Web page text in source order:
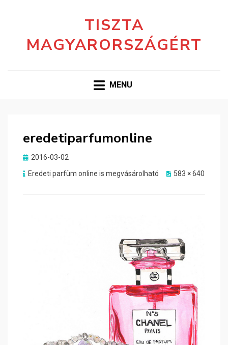
TISZTA
MAGYARORSZÁGÉRT
MENU
eredetiparfumonline
Posted
2016-03-02
Eredeti parfüm online is megvásárolható
583 × 640